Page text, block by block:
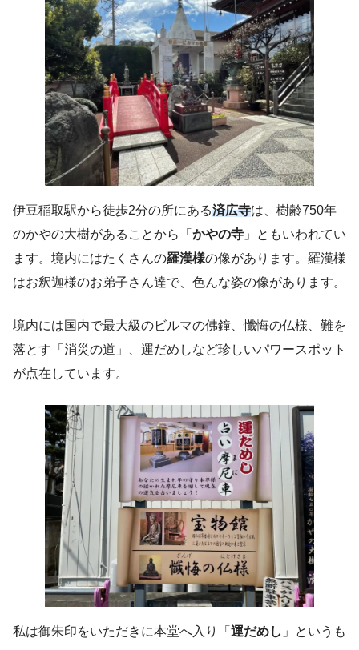
伊豆稲取駅から徒歩2分の所にある済広寺は、樹齢750年
のかやの大樹があることから「 かやの寺 」ともいわれてい
ます。境内にはたくさんの羅漢様の像があります。羅漢様
はお釈迦様のお弟子さん達で、色んな姿の像があります。
境内には国内で最大級のビルマの佛鐘、懺悔の仏様、難を
落とす「消災の道」、運だめしなど珍しいパワースポット
が点在しています。
私は御朱印をいただきに本堂へ入り「 運だめし 」というも